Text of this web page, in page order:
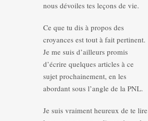
nous dévoiles tes leçons de vie.
Ce que tu dis à propos des
croyances est tout à fait pertinent.
Je me suis d’ailleurs promis
d’écrire quelques articles à ce
sujet prochainement, en les
abordant sous l’angle de la PNL.
Je suis vraiment heureux de te lire